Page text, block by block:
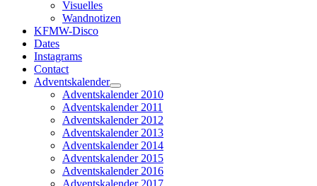
Visuelles
Wandnotizen
KFMW-Disco
Dates
Instagrams
Contact
Adventskalender
Dropdown-
Menü
öffnen
Adventskalender 2010
Adventskalender 2011
Adventskalender 2012
Adventskalender 2013
Adventskalender 2014
Adventskalender 2015
Adventskalender 2016
Adventskalender 2017